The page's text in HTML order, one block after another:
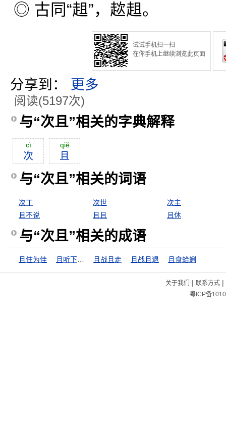
◎ 古同“趄”，趑趄。
试试手机扫一扫
在你手机上继续浏览此页面
分享到： 更多
阅读(5197次)
与“次且”相关的字典解释
cì
次
qiĕ
且
与“次且”相关的词语
次丁 次世
次主
且不说
且且 且休
与“次且”相关的成语
且住为佳 且战且走 且战且退 且食蛤蜊
关于我们 | 联系方式|
粤ICP备